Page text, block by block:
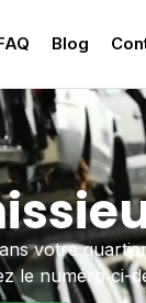
Blog
votre
le numéro ci-